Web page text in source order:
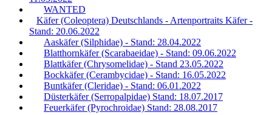
WANTED
Käfer (Coleoptera) Deutschlands - Artenportraits Käfer -
Stand: 20.06.2022
Aaskäfer (Silphidae) - Stand: 28.04.2022
Blatthornkäfer (Scarabaeidae) - Stand: 09.06.2022
Blattkäfer (Chrysomelidae) - Stand 23.05.2022
Bockkäfer (Cerambycidae) - Stand: 16.05.2022
Buntkäfer (Cleridae) - Stand: 06.01.2022
Düsterkäfer (Serropalpidae) Stand: 18.07.2017
Feuerkäfer (Pyrochroidae) Stand: 28.08.2017